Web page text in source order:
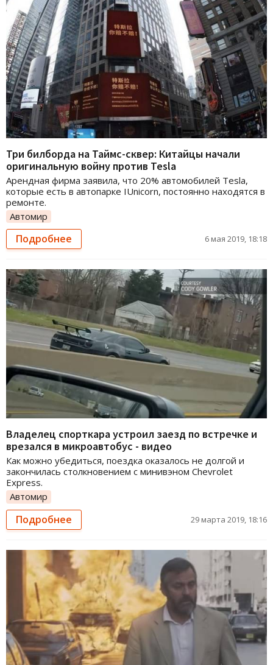
Три билборда на Таймс-сквер: Китайцы начали
оригинальную войну против Tesla
Арендная фирма заявила, что 20% автомобилей Tesla,
которые есть в автопарке IUnicorn, постоянно находятся в
ремонте.
Автомир
Подробнее 6 мая 2019, 18:18
Владелец спорткара устроил заезд по встречке и
врезался в микроавтобус - видео
Как можно убедиться, поездка оказалось не долгой и
закончилась столкновением с минивэном Chevrolet
Express.
Автомир
Подробнее 29 марта 2019, 18:16